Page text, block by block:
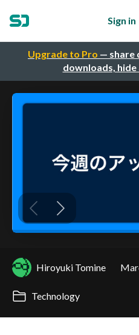
Upgrade to Pro — share
downloads,
Sign in
Hiroyuki Tomine
Technology